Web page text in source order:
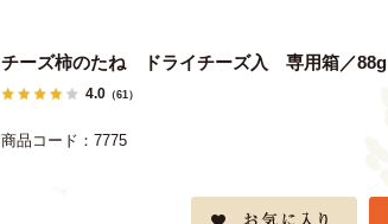
チーズ柿のたね ドライチーズ入 専用箱／88g
4.0（61）
商品コード：7775